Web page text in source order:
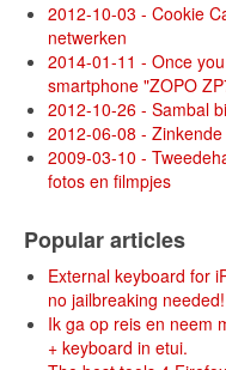
2012-10-03 - Cookie
netwerken
2014-01-11 - Once
smartphone "ZOPO
2012-10-26 - Sambal
2012-06-08 -
2009-03-10 -
fotos en filmpjes
Popular articles
External keyboard for
no jailbreaking needed!
Ik ga op reis en neem
+ keyboard in etui.